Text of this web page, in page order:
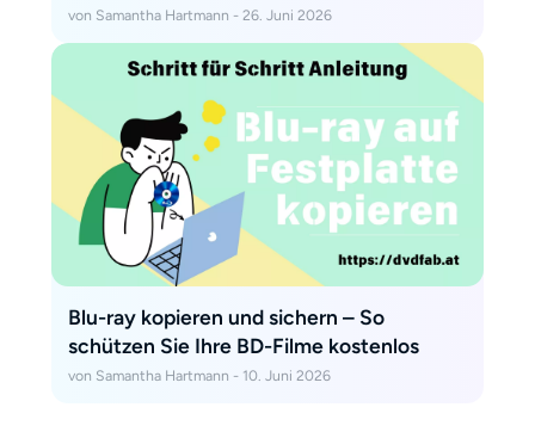
von Samantha Hartmann - 26. Juni 2026
Blu-ray kopieren und sichern – So
schützen Sie Ihre BD-Filme kostenlos
von Samantha Hartmann - 10. Juni 2026